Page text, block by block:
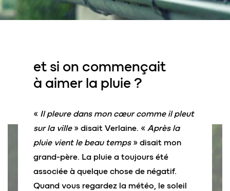
et si on commençait
à aimer la pluie ?
« Il pleure dans mon cœur comme il pleut
sur la ville» disait Verlaine. « Après la
pluie vient le beau temps» disait mon
grand-père. La pluie a toujours été
associée à quelque chose de négatif.
Quand vous regardez la météo, le soleil